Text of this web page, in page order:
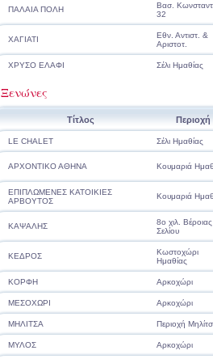
ΠΑΛΑΙΑ ΠΟΛΗ
Βασ.
32
ΧΑΓΙΑΤΙ
Εθν. Αντιστ. &
Αριστοτ.
ΧΡΥΣΟ ΕΛΑΦΙ Σέλι Ημαθίας
Ξενώνες
Τίτλος Περιοχή
LE CHALET Σέλι Ημαθίας
ΑΡΧΟΝΤΙΚΟ ΑΘΗΝΑ Κουμαριά
ΕΠΙΠΛΩΜΕΝΕΣ ΚΑΤΟΙΚΙΕΣ
ΑΡΒΟΥΤΟΣ
Κουμαριά
ΚΑΨΑΛΗΣ
8o χιλ.
Σελίου
ΚΕΔΡΟΣ
Κωστοχώρι
Ημαθίας
ΚΟΡΦΗ Αρκοχώρι
ΜΕΣΟΧΩΡΙ Αρκοχώρι
ΜΗΛΙΤΣΑ Περιοχή
ΜΥΛΟΣ Αρκοχώρι